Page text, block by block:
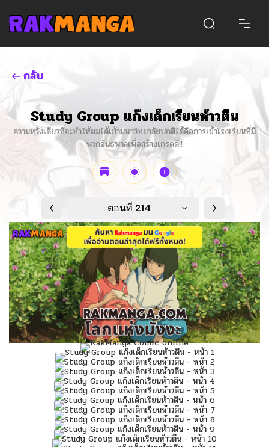
กลับ
Study Group แก๊งเด็กเรียนห้าวตีน
ความหวังเดียวที่จะทำให้ผมได้เข้ามหาวิทยาลัยปกติได้คือการเข้าโรงเรียนที่มี
พวกอันธพาลเพื่อสร้างเกรดดี!!
ตอนที่ 214